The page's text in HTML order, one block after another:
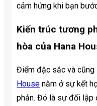
cảm hứng khi bạn
Kiến trúc tương
hòa của Hana
Điểm đặc sắc và cũng
House nằm ở sự kết
phản. Đó là sự đối lập